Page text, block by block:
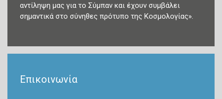
αντίληψη μας για το Σύμπαν και έχουν συμβάλει
σημαντικά στο σύνηθες πρότυπο της Κοσμολογίας».
Επικοινωνία